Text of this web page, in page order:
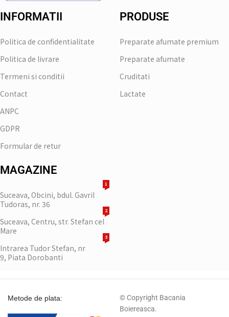
INFORMATII
Politica de confidentialitate
Politica de livrare
Termeni si conditii
Contact
ANPC
GDPR
Formular de retur
PRODUSE
Preparate afumate premium
Preparate afumate
Cruditati
Lactate
MAGAZINE
Suceava, Obcini, bdul. Gavril
Tudoras, nr. 36
1
Suceava, Centru, str. Stefan cel
Mare
2
Intrarea Tudor Stefan, nr
9, Piata Dorobanti
3
Metode de plata:
© Copyright Bacania
Boiereasca.